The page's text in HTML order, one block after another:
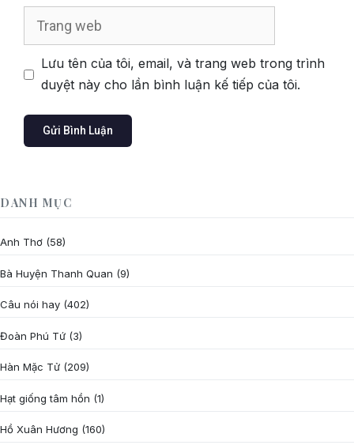
Lưu tên của tôi, email, và trang web trong trình
duyệt này cho lần bình luận kế tiếp của tôi.
DANH MỤC
Anh Thơ (58)
Bà Huyện Thanh Quan (9)
Câu nói hay (402)
Đoàn Phú Tứ (3)
Hàn Mặc Tử (209)
Hạt giống tâm hồn (1)
Hồ Xuân Hương (160)